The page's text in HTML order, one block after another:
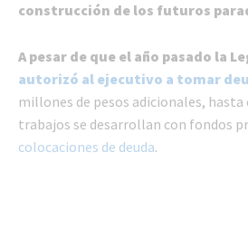
construcción de los futuros
A pesar de que el año pasado la
autorizó al ejecutivo a tomar
millones de pesos adicionales,
trabajos se desarrollan con fondos
colocaciones de deuda.